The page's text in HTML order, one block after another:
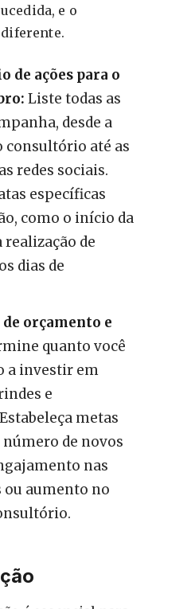
e o
de ações para o
Liste todas as
desde a
consultório até as
redes sociais.
específicas
como o início da
realização de
dias de
orçamento e
quanto você
a investir em
e
metas
de novos
nas
ou aumento no